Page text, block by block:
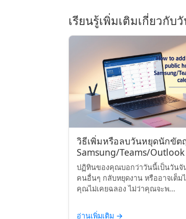
เรียนรู้เพิ่มเติมเกี่ยวกับ
วิธีเพิ่มหรือลบวันหยุดนักขั
Samsung/Teams/Outlook
ปฏิทินของคุณบอกว่าวันนี้เป็นวันจั
คนอื่นๆ กลับหยุดงาน หรืออาจเต็ม
คุณไม่เคยฉลอง ไม่ว่าคุณจะพ...
อ่านเพิ่มเติม →